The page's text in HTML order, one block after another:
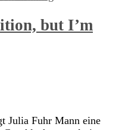
but I’m
Julia Fuhr Mann eine